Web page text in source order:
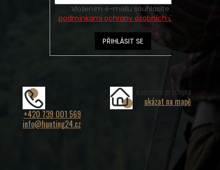
podmínkami ochrany osobních údajů
PŘIHLÁSIT SE
+420 739 001 569
info@hunting24.cz
Kamenná prodejna
ukázat na mapě